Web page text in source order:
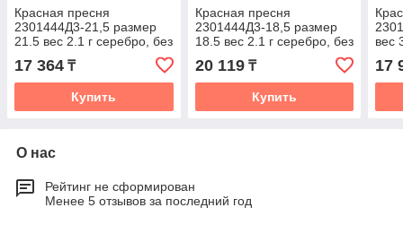
Красная пресня
2301444Д3-21,5 размер
21.5 вес 2.1 г серебро, без
17 364 ₸
Купить
Красная пресня
2301444Д3-18,5 размер
18.5 вес 2.1 г серебро, без
20 119₸
Купить
вес
17
О нас
Рейтинг не сформирован
Менее 5 отзывов за последний год